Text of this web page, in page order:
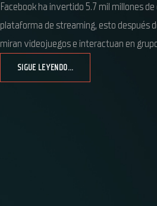
Facebook ha invertido 5.7 mil millones
plataforma de streaming, esto después
miran videojuegos e interactuan en
SIGUE LEYENDO…